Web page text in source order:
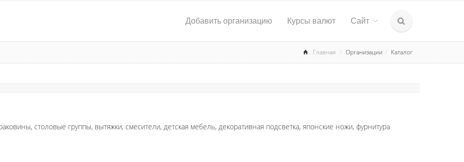
Добавить организацию Курсы валют Сайт
Главная Организации Каталог
столовые группы, вытяжки, смесители, детская мебель, декоративная подсветка, японские ножи, фурнитура